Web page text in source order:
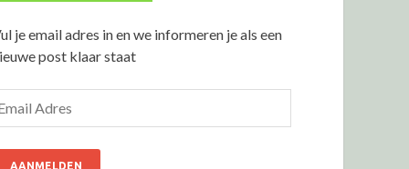
je email adres in en we informeren je als een
post klaar staat
AANMELDEN